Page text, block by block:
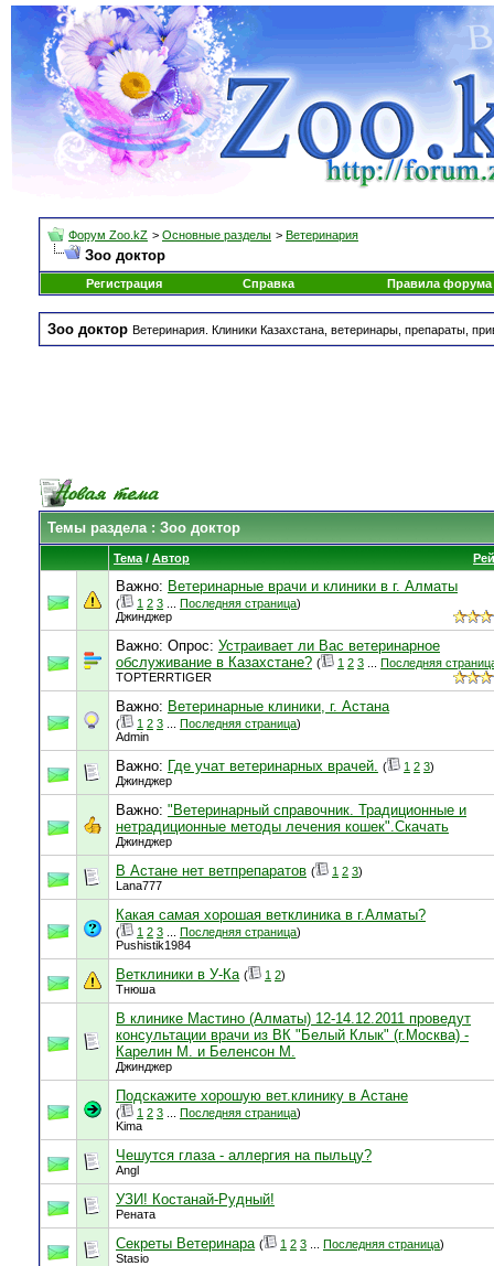
Форум Zoo.kZ > Основные разделы > Ветеринария
Зоо доктор
Регистрация Справка Правила форума
Зоо доктор Ветеринария. Клиники Казахстана, ветеринары, препараты,
Темы раздела: Зоо доктор
Тема / Автор
Важно: Ветеринарные врачи и клиники в г. Алматы
( 1 2 3 Последняя страница)
Джинджер
Важно: Опрос: Устраивает ли Вас ветеринарное
обслуживание в Казахстане? ( 1 2 3
Последняя
TOPTERRTIGER
Важно: Ветеринарные клиники, г. Астана
( 1 2 3 Последняя страница)
Admin
Важно: Где учат ветеринарных врачей. ( 1 2 3)
Джинджер
Важно: "Ветеринарный справочник. Традиционные и
нетрадиционные методы лечения кошек".Скачать
Джинджер
В Астане нет ветпрепаратов ( 1 2 3)
Lana777
Какая самая хорошая ветклиника в г.Алматы?
( 1 2 3 Последняя страница)
Pushistik1984
Ветклиники в У-Ка ( 1 2)
Тнюша
В клинике Мастино (Алматы) 12-14.12.2011 проведут
консультации врачи из ВК "Белый Клык" (г.Москва) -
Карелин М. и Беленсон М.
Джинджер
Подскажите хорошую вет.клинику в Астане
( 1 2 3 Последняя страница)
Kima
Чешутся глаза - аллергия на пыльцу?
Angl
УЗИ! Костанай-Рудный!
Рената
Секреты Ветеринара ( 1 2 3 Последняя страница)
Stasio